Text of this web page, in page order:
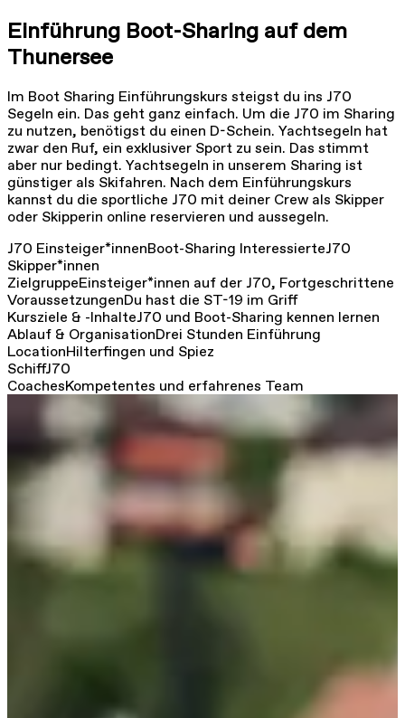
Einführung Boot-Sharing auf dem
Thunersee
Im Boot Sharing Einführungskurs steigst du ins J70
Segeln ein. Das geht ganz einfach. Um die J70 im Sharing
zu nutzen, benötigst du einen D-Schein. Yachtsegeln hat
zwar den Ruf, ein exklusiver Sport zu sein. Das stimmt
aber nur bedingt. Yachtsegeln in unserem Sharing ist
günstiger als Skifahren. Nach dem Einführungskurs
kannst du die sportliche J70 mit deiner Crew als Skipper
oder Skipperin online reservieren und aussegeln.
J70 Einsteiger*innenBoot-Sharing InteressierteJ70
Skipper*innen
ZielgruppeEinsteiger*innen auf der J70, Fortgeschrittene
VoraussetzungenDu hast die ST-19 im Griff
Kursziele & -InhalteJ70 und Boot-Sharing kennen lernen
Ablauf & OrganisationDrei Stunden Einführung
LocationHilterfingen und Spiez
SchiffJ70
CoachesKompetentes und erfahrenes Team